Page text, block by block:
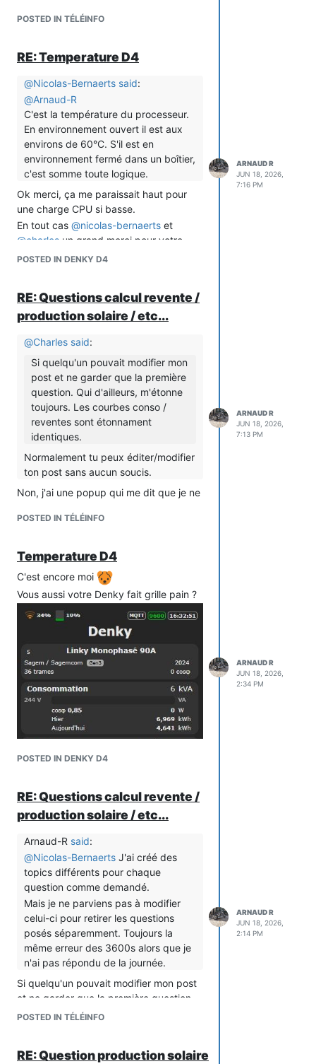
topic: home/pv/power
states('sensor.garage_shellypro3em_production_pv')
}}"
retain: true
mode: single
POSTED IN TÉLÉINFO
RE: Temperature D4
@Nicolas-Bernaerts said:
@Arnaud-R
C'est la température du processeur.
En environnement ouvert il est aux
environs de 60°C. S'il est en
environnement fermé dans un boîtier,
c'est somme toute logique.
Ok merci, ça me paraissait haut pour
une charge CPU si basse.
En tout cas @nicolas-bernaerts et
@charles un grand merci pour votre
travail, votre réactivité et votre patience
POSTED IN DENKY D4
ARNAUD R
JUN 18, 2026,
7:16 PM
RE: Questions calcul revente /
production solaire / etc...
@Charles said:
Si quelqu'un pouvait modifier mon
post et ne garder que la première
question. Qui d'ailleurs, m'étonne
toujours. Les courbes conso /
reventes sont étonnament
identiques.
Normalement tu peux éditer/modifier
ton post sans aucun soucis.
Non, j'ai une popup qui me dit que je ne
POSTED IN TÉLÉINFO
ARNAUD R
JUN 18, 2026,
7:13 PM
Temperature D4
C'est encore moi
Vous aussi votre Denky fait grille pain ?
nouveau)
POSTED IN DENKY D4
ARNAUD R
JUN 18, 2026,
2:34 PM
RE: Questions calcul revente /
production solaire / etc...
Arnaud-R said:
@Nicolas-Bernaerts J'ai créé des
topics différents pour chaque
question comme demandé.
Mais je ne parviens pas à modifier
celui-ci pour retirer les questions
posés séparemment. Toujours la
même erreur des 3600s alors que je
n'ai pas répondu de la journée.
Si quelqu'un pouvait modifier mon post
et ne garder que la première question.
Qui d'ailleurs, m'étonne toujours. Les
POSTED IN TÉLÉINFO
ARNAUD R
JUN 18, 2026,
2:14 PM
RE: Question production solaire